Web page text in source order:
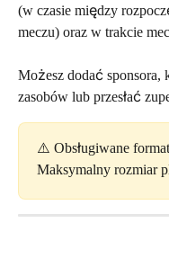
(w czasie między
meczu) oraz w trakcie
Możesz dodać sponsora,
zasobów lub przesłać
⚠️ Obsługiwane
Maksymalny rozmiar